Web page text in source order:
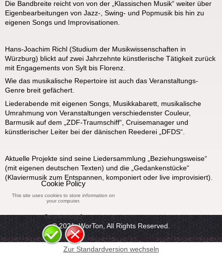
Die Bandbreite reicht von von der „Klassischen Musik“ weiter über
Eigenbearbeitungen von Jazz-, Swing- und Popmusik bis hin zu
eigenen Songs und Improvisationen.
Hans-Joachim Richl (Studium der Musikwissenschaften in
Würzburg) blickt auf zwei Jahrzehnte künstlerische Tätigkeit zurück
mit Engagements von Sylt bis Florenz.
Wie das musikalische Repertoire ist auch das Veranstaltungs-
Genre breit gefächert.
Liederabende mit eigenen Songs, Musikkabarett, musikalische
Umrahmung von Veranstaltungen verschiedenster Couleur,
Barmusik auf dem „ZDF-Traumschiff“, Cruisemanager und
künstlerischer Leiter bei der dänischen Reederei „DFDS“.
Aktuelle Projekte sind seine Liedersammlung „Beziehungsweise“
(mit eigenen deutschen Texten) und die „Gedankenstücke“
(Klaviermusik zum Entspannen, komponiert oder live improvisiert).
© 2021, WorTon, All Rights Reserved.
Zur Standardversion wechseln
Cookie Policy
This site uses cookies to store information on
your computer.
Do you accept?